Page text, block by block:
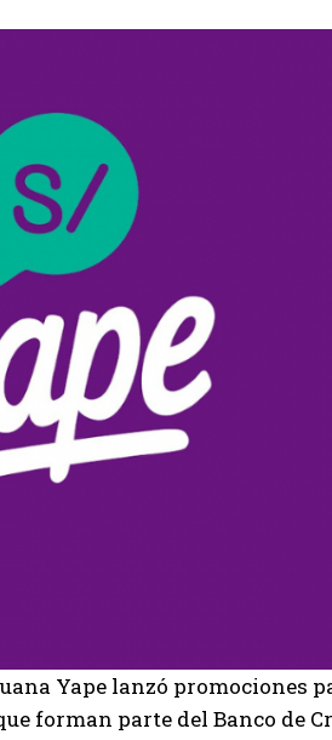
Yape lanzó promociones
forman parte del Banco de